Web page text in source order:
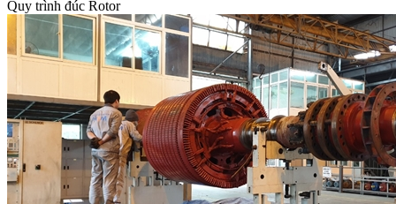
Quy trình đúc Rotor